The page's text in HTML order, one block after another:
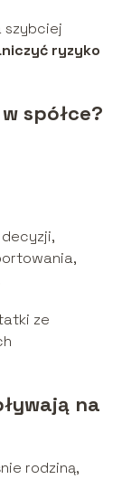
szybciej
ryzyko
spółce?
ze
na
rodziną,